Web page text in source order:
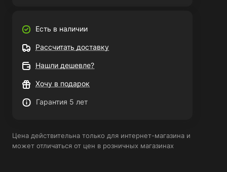
Есть в наличии
Рассчитать доставку
Нашли дешевле?
Хочу в подарок
Гарантия 5 лет
Цена действительна только для интернет-магазина и
может отличаться от цен в розничных магазинах